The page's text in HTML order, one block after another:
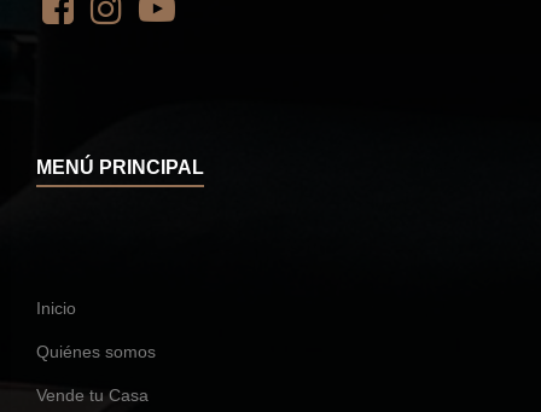
MENÚ PRINCIPAL
Inicio
Quiénes somos
Vende tu Casa